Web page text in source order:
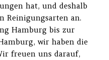
hat, und deshalb
Reinigungsarten an.
Hamburg bis zur
wir haben die
freuen uns darauf,